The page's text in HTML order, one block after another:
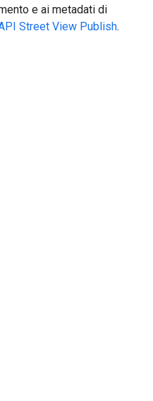
e ai metadati di
Street View Publish.